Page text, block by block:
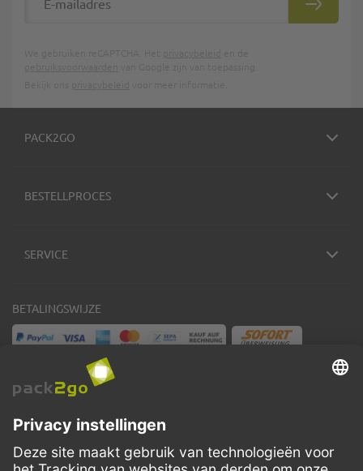
PACK2GO
BESTELLPROCES
SERVICE
BETALINGSWIJZE